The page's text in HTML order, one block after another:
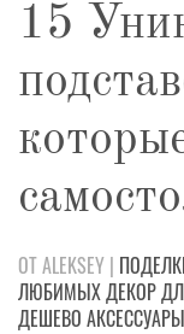
15
ОТ ALEKSEY |
ЛЮБИМЫХДЕКОР
ДЕШЕВО АКСЕССУАРЫ